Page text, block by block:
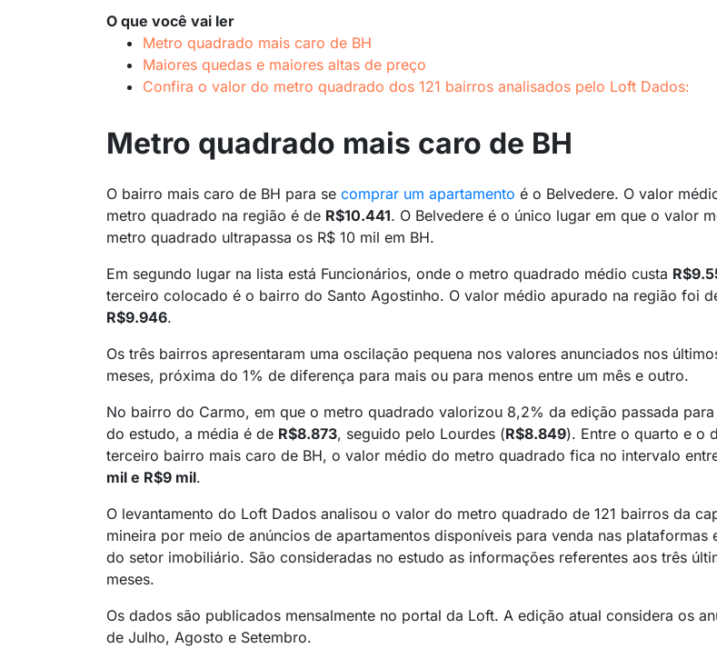
O que você vai ler
Metro quadrado mais caro de BH
Maiores quedas e maiores altas de preço
Confira o valor do metro quadrado dos 121 bairros analisados pelo Loft Dados:
Metro quadrado mais caro de BH
O bairro mais caro de BH para se comprar um apartamento é o Belvedere. O valor
metro quadrado na região é de R$10.441. O Belvedere é o único lugar em que o valor
metro quadrado ultrapassa os R$ 10 mil em BH.
Em segundo lugar na lista está Funcionários, onde o metro quadrado médio custa
terceiro colocado é o bairro do Santo Agostinho. O valor médio apurado na região foi
R$9.946.
Os três bairros apresentaram uma oscilação pequena nos valores anunciados nos
meses, próxima do 1% de diferença para mais ou para menos entre um mês e outro.
No bairro do Carmo, em que o metro quadrado valorizou 8,2% da edição passada para
do estudo, a média é de R$8.873, seguido pelo Lourdes (R$8.849). Entre o quarto e o
terceiro bairro mais caro de BH, o valor médio do metro quadrado fica no intervalo
mil e R$9 mil.
O levantamento do Loft Dados analisou o valor do metro quadrado de 121 bairros da
mineira por meio de anúncios de apartamentos disponíveis para venda nas plataformas
do setor imobiliário. São consideradas no estudo as informações referentes aos três
meses.
Os dados são publicados mensalmente no portal da Loft. A edição atual considera os
de Julho, Agosto e Setembro.